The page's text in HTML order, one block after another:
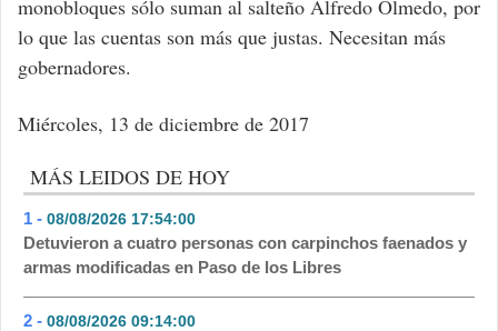
monobloques sólo suman al salteño Alfredo Olmedo, por
lo que las cuentas son más que justas. Necesitan más
gobernadores.
Miércoles, 13 de diciembre de 2017
MÁS LEIDOS DE HOY
1 - 08/08/2026 17:54:00
Detuvieron a cuatro personas con carpinchos faenados y
armas modificadas en Paso de los Libres
2 - 08/08/2026 09:14:00